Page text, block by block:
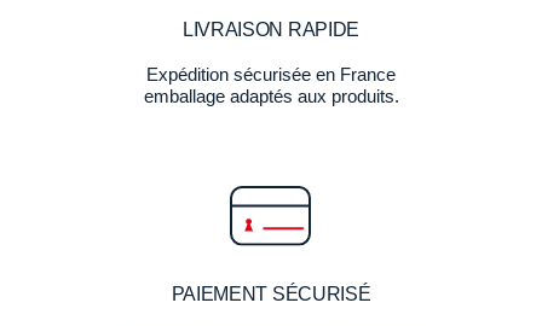
LIVRAISON RAPIDE
Expédition sécurisée en France
emballage adaptés aux produits.
PAIEMENT SÉCURISÉ